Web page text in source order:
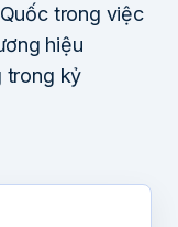
trong việc
hiệu
trong kỷ